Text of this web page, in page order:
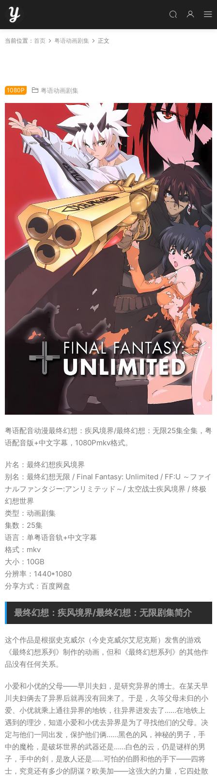
当前位置： 首页 粤语动画剧集 正文
1080P 粤语动画剧集
粤语配音动漫最终幻想：疾风境界/最终幻想：无限25集全集，粤
语配音版+中文字幕，1080Pmkv格式。
片名：最终幻想疾风境界
别名：最终幻想无限 / Final Fantasy: Unlimited / FF:U ～ファイ
ナルファンタジー:アンリミテッド～/ 太空战士疾风境界 / 终极
幻想世界
类型：动画剧集
集数：25集
语言：单粤语音轨+中文字幕
格式：mkv
大小：10GB
分辨率：1440*1080
分享方式：百度网盘
最终幻想：疾风境界/最终幻想：无限剧集简介
这个作品是根据史克威尔（今史克威尔艾尼克斯）发售的游戏
《最终幻想系列》制作的动画，但和《最终幻想系列》的其他作
品没有任何关系。
小爱和小优的父母——早川夫妇，是研究异界的博士。在某天早
川夫妇俩去了异界后就再没有回来了。于是，久等父母未归的小
爱、小优就乘上通往异界的地铁，往异界进发去了……在地铁上
遇到的理沙，知道小爱和小优去异界是为了寻找他们的父母。决
定与他们一同出发，保护他们俩……黑色的风，神秘的男子，手
中的魔枪，是破坏世界的武器还是……白色的云，仍是谜样的男
子，手中的剑，是敌人还是……可怕的伯爵和他的手下——四将
士，究竟还有多少的阴谋？欧美加——这强大的力量，它四处散